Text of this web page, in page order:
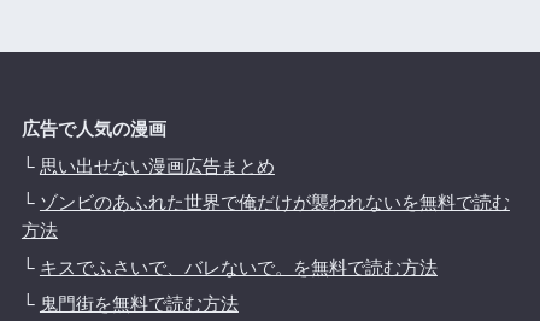
広告で人気の漫画
└ 思い出せない漫画広告まとめ
└ ゾンビのあふれた世界で俺だけが襲われないを無料で読む
方法
└ キスでふさいで、バレないで。を無料で読む方法
└ 鬼門街を無料で読む方法